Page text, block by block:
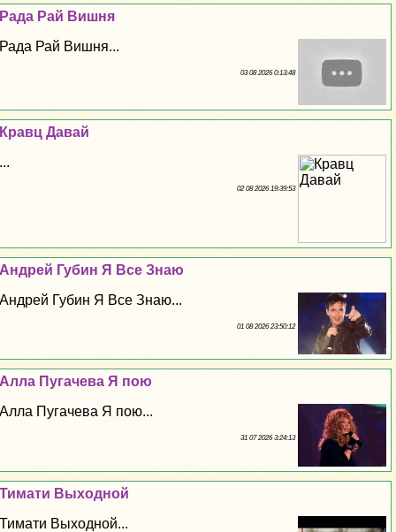
Рада Рай Вишня
Рада Рай Вишня...
03 08 2026 0:13:48
Кравц Давай
...
02 08 2026 19:39:53
Андрей Губин Я Все Знаю
Андрей Губин Я Все Знаю...
01 08 2026 23:50:12
Алла Пугачева Я пою
Алла Пугачева Я пою...
31 07 2026 3:24:13
Тимати Выходной
Тимати Выходной...